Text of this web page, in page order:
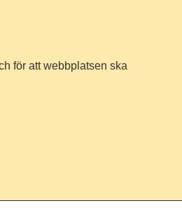
för att webbplatsen ska